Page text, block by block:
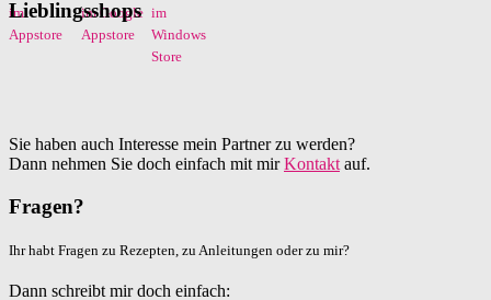
Lieblingsshops
Sie haben auch Interesse mein Partner zu werden?
Dann nehmen Sie doch einfach mit mirKontakt auf.
Fragen?
Ihr habt Fragen zu Rezepten, zu Anleitungen oder zu mir?
Dann schreibt mir doch einfach: